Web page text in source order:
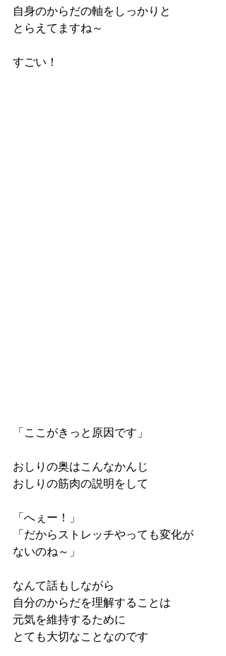
自身のからだの軸をしっかりと
とらえてますね～
すごい！
「ここがきっと原因です」
おしりの奥はこんなかんじ
おしりの筋肉の説明をして
「へぇー！」
「だからストレッチやっても変化が
ないのね～」
なんて話もしながら
自分のからだを理解することは
元気を維持するために
とても大切なことなのです